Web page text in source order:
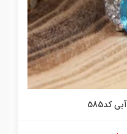
کد585